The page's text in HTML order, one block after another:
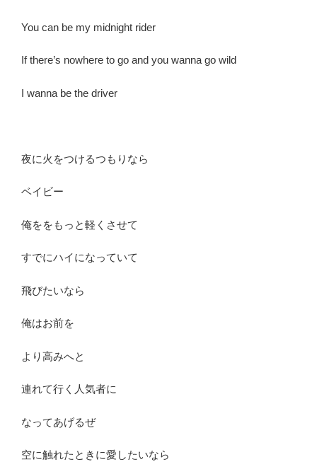
You can be my midnight rider
If there’s nowhere to go and you wanna go wild
I wanna be the driver
夜に火をつけるつもりなら
ベイビー
俺ををもっと軽くさせて
すでにハイになっていて
飛びたいなら
俺はお前を
より高みへと
連れて行く人気者に
なってあげるぜ
空に触れたときに愛したいなら